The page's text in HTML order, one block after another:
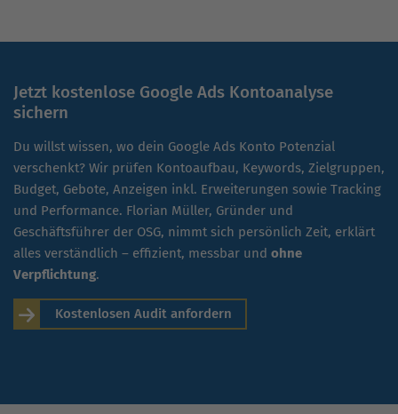
Jetzt kostenlose Google Ads Kontoanalyse
sichern
Du willst wissen, wo dein Google Ads Konto Potenzial
verschenkt? Wir prüfen Kontoaufbau, Keywords, Zielgruppen,
Budget, Gebote, Anzeigen inkl. Erweiterungen sowie Tracking
und Performance. Florian Müller, Gründer und
Geschäftsführer der OSG, nimmt sich persönlich Zeit, erklärt
alles verständlich – effizient, messbar und ohne
Verpflichtung.
Kostenlosen Audit anfordern